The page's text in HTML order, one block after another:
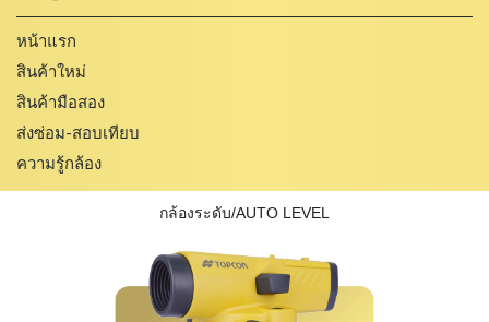
หน้าแรก
สินค้าใหม่
สินค้ามือสอง
ส่งซ่อม-สอบเทียบ
ความรู้กล้อง
กล้องระดับ/AUTO LEVEL